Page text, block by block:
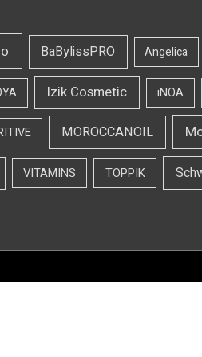
Angelica
BaBylissPRO
iNOA
Izik Cosmetic
MOROCCANOIL
TOPPIK
VITAMINS